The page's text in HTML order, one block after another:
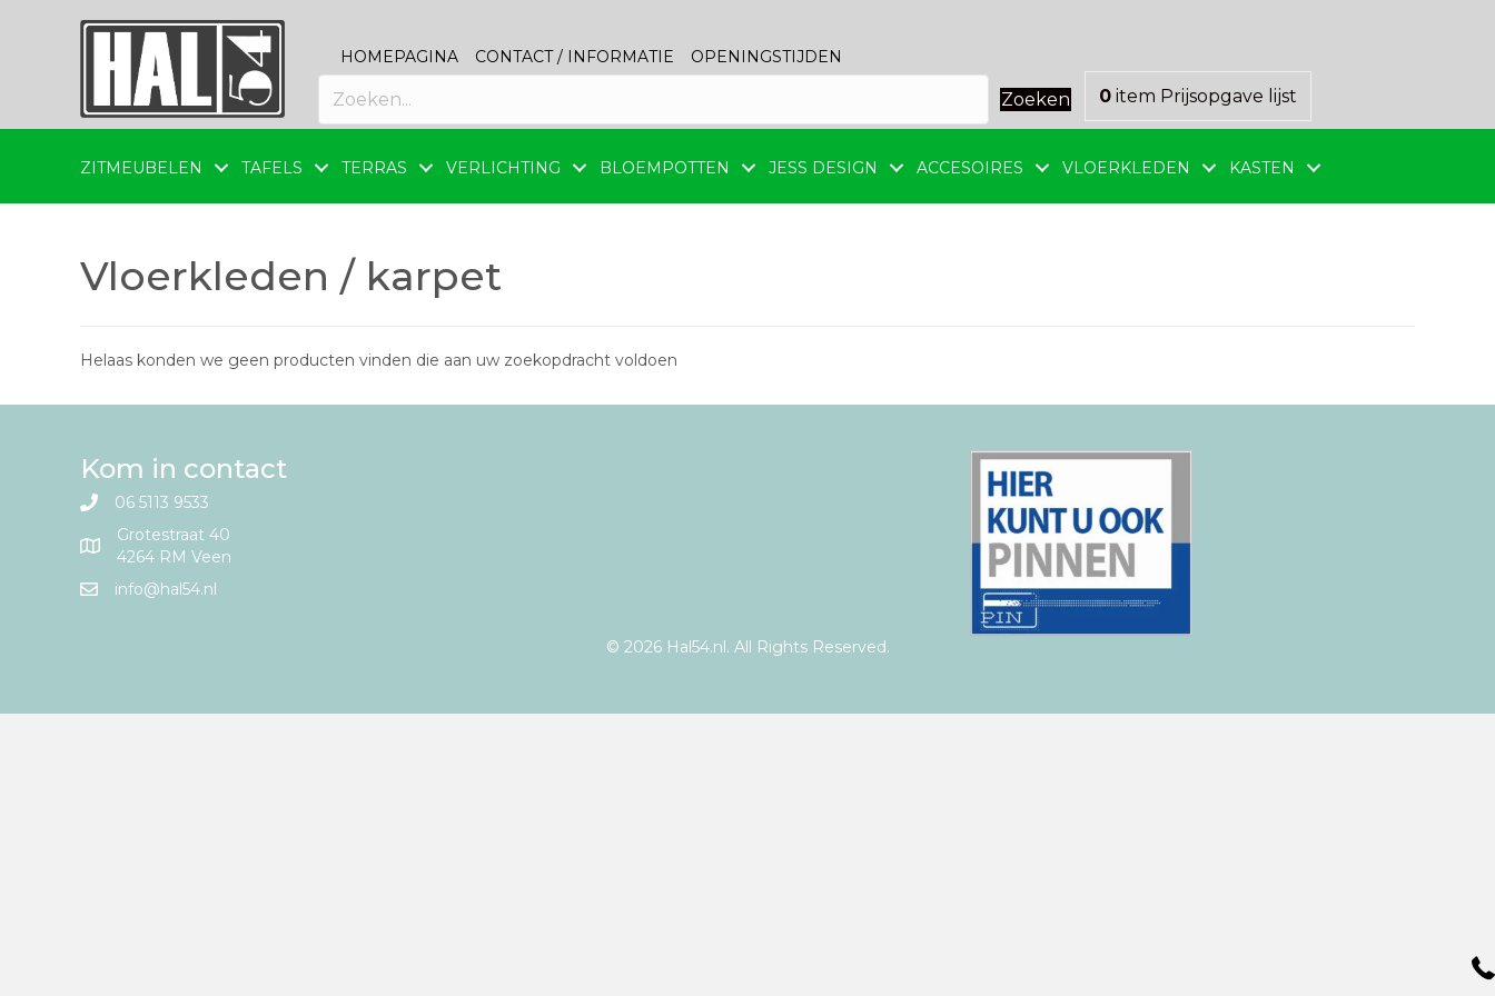
HOMEPAGINA CONTACT / INFORMATIE OPENINGSTIJDEN
Zoeken 0 item Prijsopgave lijst
ZITMEUBELEN TAFELS TERRAS VERLICHTING BLOEMPOTTEN JESS DESIGN ACCESOIRES VLOERKLEDEN KASTEN
Vloerkleden / karpet
Helaas konden we geen producten vinden die aan uw zoekopdracht voldoen
Kom in contact
06 5113 9533
Grotestraat 40
4264 RM Veen
info@hal54.nl
© 2026 Hal54.nl. All Rights Reserved.